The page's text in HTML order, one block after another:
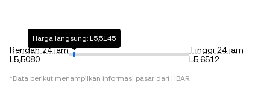
Rendah 24 jam
L5,5080
Harga langsung: L5,5145
Tinggi 24 jam
L5,6512
*Data berikut menampilkan informasi pasar dari HBAR.